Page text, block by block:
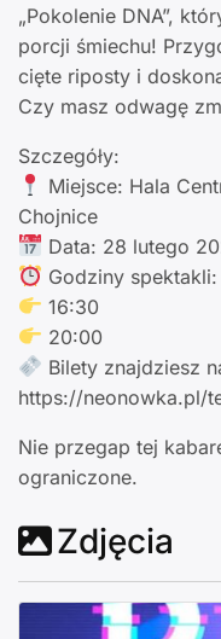
„Pokolenie DNA”,
porcji śmiechu!
cięte riposty i
Czy masz odwagę
Szczegóły:
Miejsce: Hala
Chojnice
Data: 28 lutego
Godziny spektakli:
16:30
20:00
Bilety znajdziesz
https://neonowka.pl/
Nie przegap tej
ograniczone.
Zdjęcia